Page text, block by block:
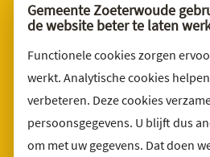
Gemeente Zoeterwoude
de website beter te laten
Functionele cookies zorgen
werkt. Analytische cookies
verbeteren. Deze cookies
persoonsgegevens. U blijft dus
om met uw gegevens. Dat doen
Privacyverklaring
Sitemap
Klacht indienen
Archief